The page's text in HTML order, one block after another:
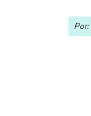
Por: